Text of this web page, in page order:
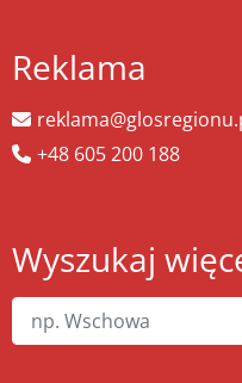
Reklama
+48 605 200 188
Wyszukaj